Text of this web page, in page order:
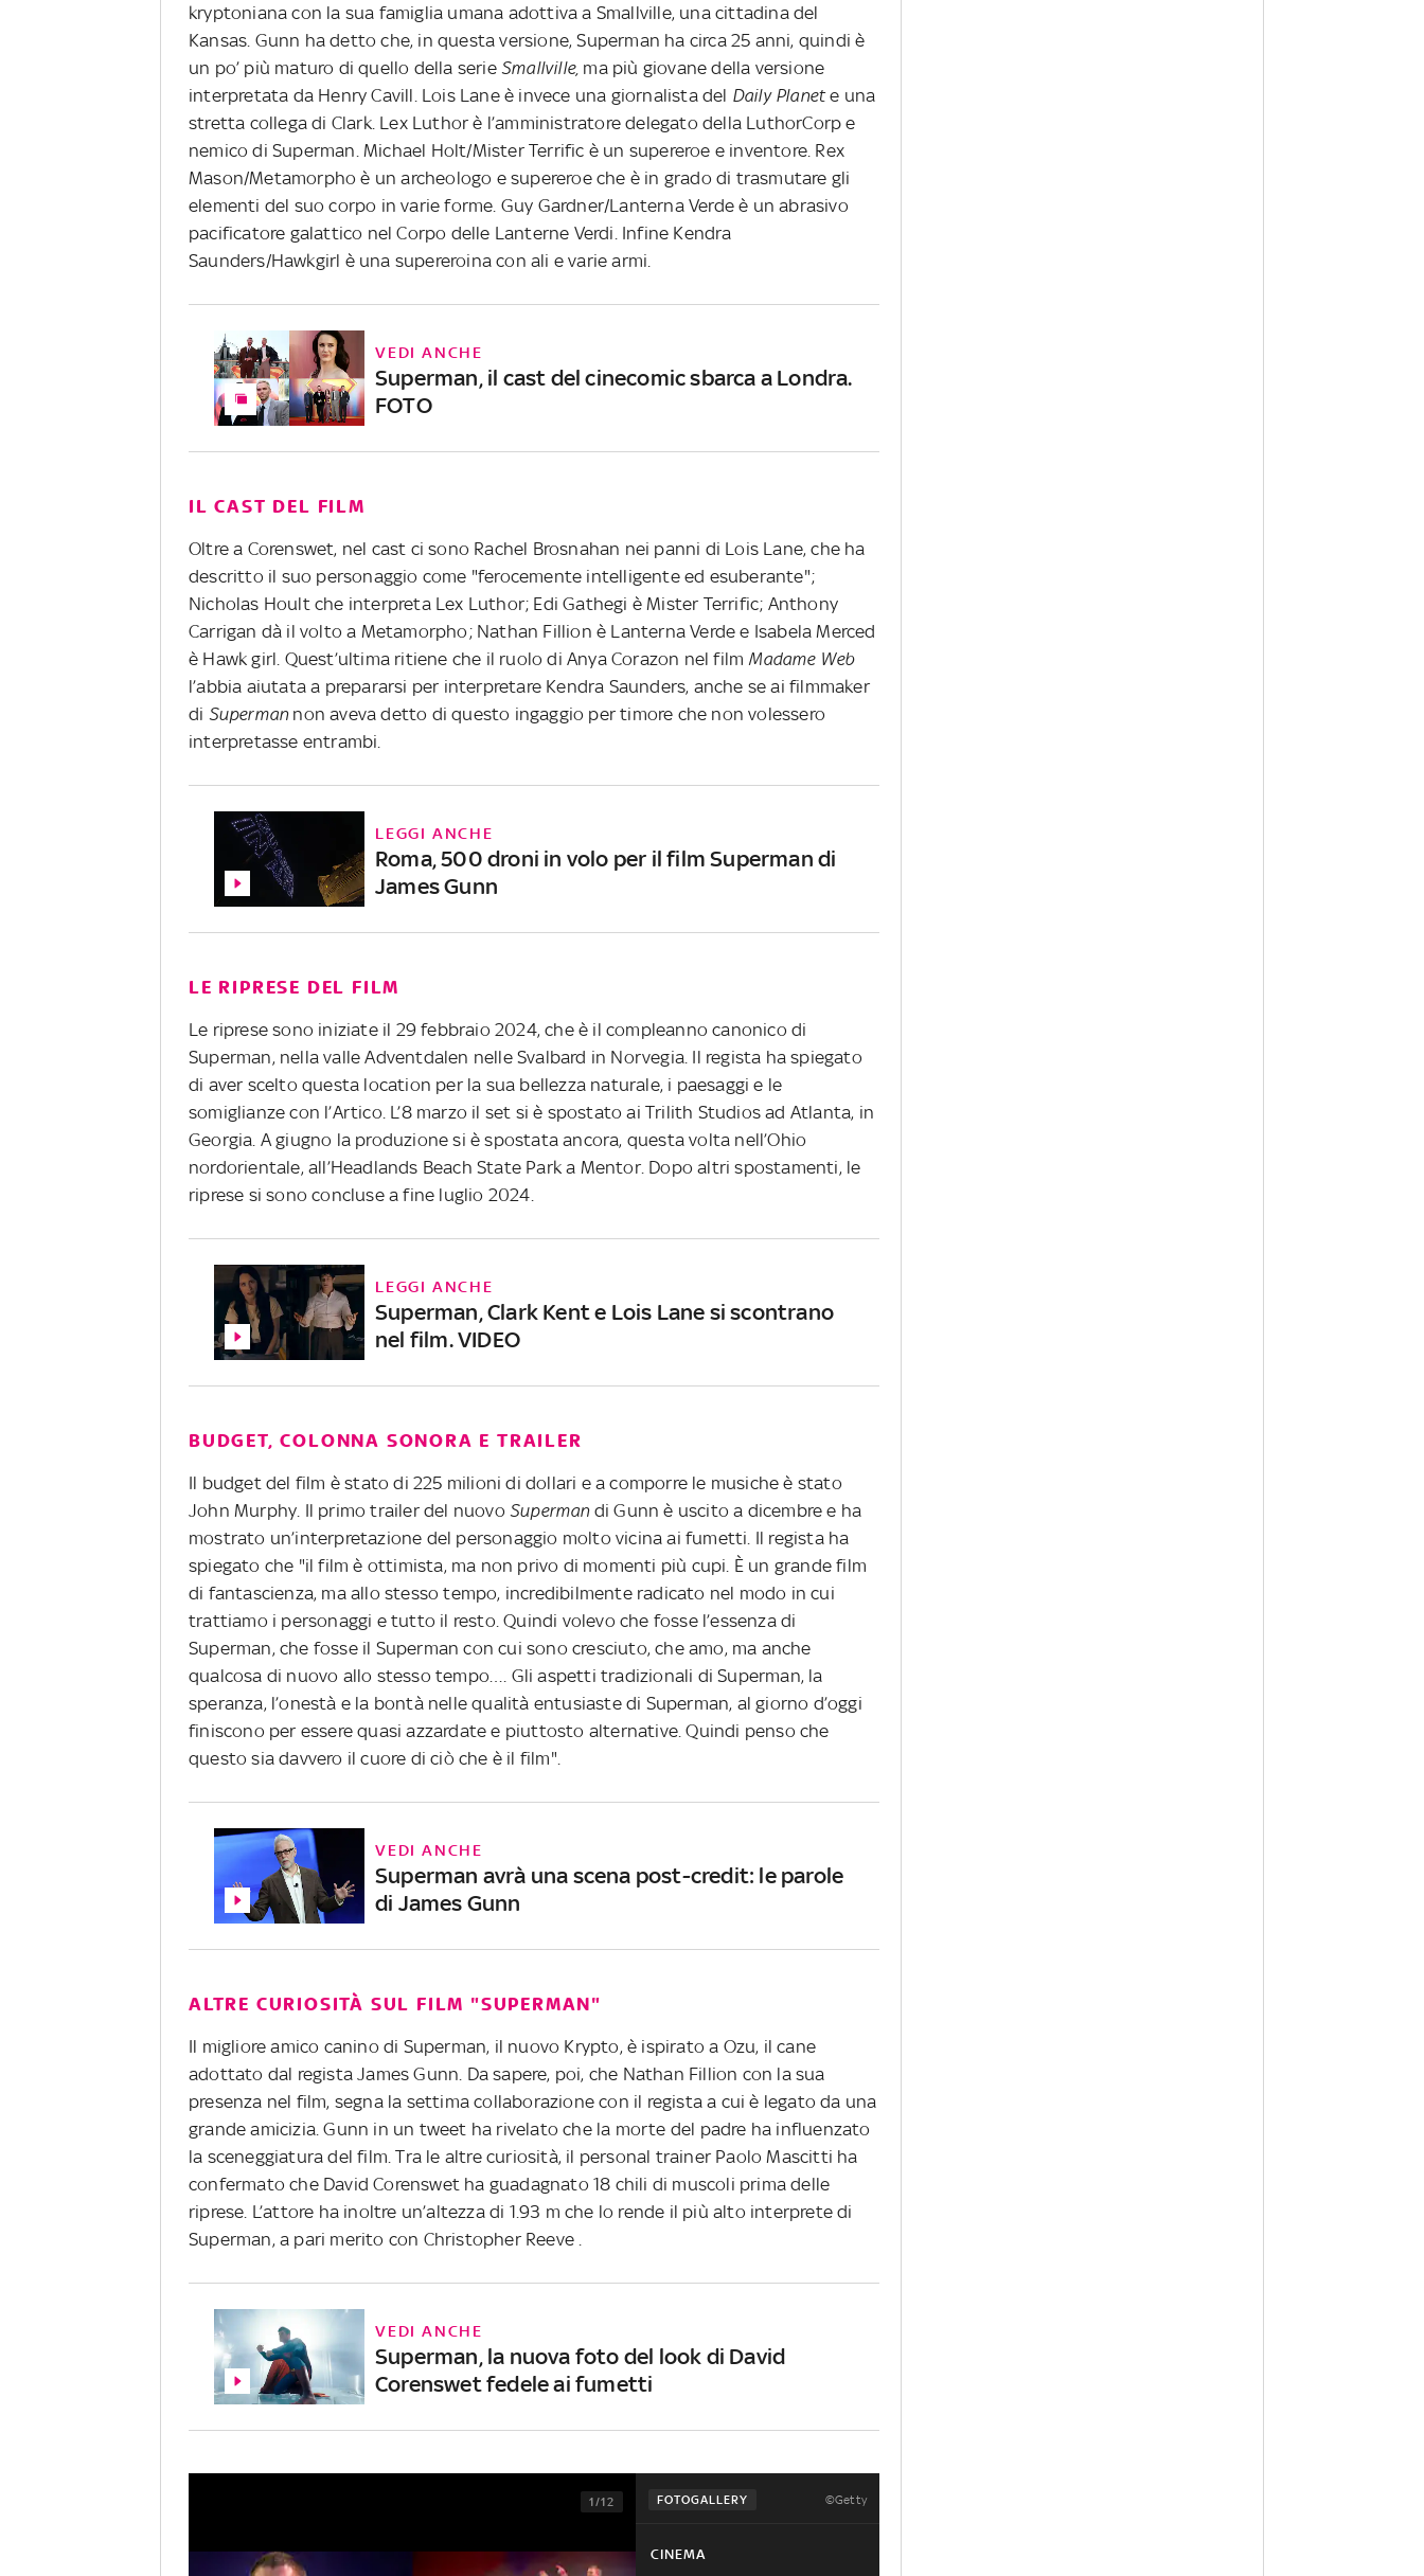
kryptoniana con la sua famiglia umana adottiva a Smallville, una cittadina del
Kansas. Gunn ha detto che, in questa versione, Superman ha circa 25 anni, quindi è
un po’ più maturo di quello della serieSmallville, ma più giovane della versione
interpretata da Henry Cavill. Lois Lane è invece una giornalista del Daily Planete una
stretta collega di Clark. Lex Luthor è l’amministratore delegato della LuthorCorp e
nemico di Superman. Michael Holt/Mister Terrific è un supereroe e inventore. Rex
Mason/Metamorpho è un archeologo e supereroe che è in grado di trasmutare gli
elementi del suo corpo in varie forme. Guy Gardner/Lanterna Verde è un abrasivo
pacificatore galattico nel Corpo delle Lanterne Verdi. Infine Kendra
Saunders/Hawkgirl è una supereroina con ali e varie armi.
VEDI ANCHE
Superman, il cast del cinecomic sbarca a Londra.
FOTO
IL CAST DEL FILM
Oltre a Corenswet, nel cast ci sono Rachel Brosnahan nei panni di Lois Lane, che ha
descritto il suo personaggio come "ferocemente intelligente ed esuberante";
Nicholas Hoult che interpreta Lex Luthor; Edi Gathegi è Mister Terrific; Anthony
Carrigan dà il volto a Metamorpho; Nathan Fillion è Lanterna Verde e Isabela Merced
è Hawk girl. Quest’ultima ritiene che il ruolo di Anya Corazon nel film Madame Web
l’abbia aiutata a prepararsi per interpretare Kendra Saunders, anche se ai filmmaker
di Supermannon aveva detto di questo ingaggio per timore che non volessero
interpretasse entrambi.
LEGGI ANCHE
Roma, 500 droni in volo per il film Superman di
James Gunn
LE RIPRESE DEL FILM
Le riprese sono iniziate il 29 febbraio 2024, che è il compleanno canonico di
Superman, nella valle Adventdalen nelle Svalbard in Norvegia. Il regista ha spiegato
di aver scelto questa location per la sua bellezza naturale, i paesaggi e le
somiglianze con l’Artico. L’8 marzo il set si è spostato ai Trilith Studios ad Atlanta, in
Georgia. A giugno la produzione si è spostata ancora, questa volta nell’Ohio
nordorientale, all’Headlands Beach State Park a Mentor. Dopo altri spostamenti, le
riprese si sono concluse a fine luglio 2024.
LEGGI ANCHE
Superman, Clark Kent e Lois Lane si scontrano
nel film. VIDEO
BUDGET, COLONNA SONORA E TRAILER
Il budget del film è stato di 225 milioni di dollari e a comporre le musiche è stato
John Murphy. Il primo trailer del nuovo Supermandi Gunn è uscito a dicembre e ha
mostrato un’interpretazione del personaggio molto vicina ai fumetti. Il regista ha
spiegato che "il film è ottimista, ma non privo di momenti più cupi. È un grande film
di fantascienza, ma allo stesso tempo, incredibilmente radicato nel modo in cui
trattiamo i personaggi e tutto il resto. Quindi volevo che fosse l’essenza di
Superman, che fosse il Superman con cui sono cresciuto, che amo, ma anche
qualcosa di nuovo allo stesso tempo…. Gli aspetti tradizionali di Superman, la
speranza, l’onestà e la bontà nelle qualità entusiaste di Superman, al giorno d’oggi
finiscono per essere quasi azzardate e piuttosto alternative. Quindi penso che
questo sia davvero il cuore di ciò che è il film".
VEDI ANCHE
Superman avrà una scena post-credit: le parole
di James Gunn
ALTRE CURIOSITÀ SUL FILM "SUPERMAN"
Il migliore amico canino di Superman, il nuovo Krypto, è ispirato a Ozu, il cane
adottato dal regista James Gunn. Da sapere, poi, che Nathan Fillion con la sua
presenza nel film, segna la settima collaborazione con il regista a cui è legato da una
grande amicizia. Gunn in un tweet ha rivelato che la morte del padre ha influenzato
la sceneggiatura del film. Tra le altre curiosità, il personal trainer Paolo Mascitti ha
confermato che David Corenswet ha guadagnato 18 chili di muscoli prima delle
riprese. L’attore ha inoltre un’altezza di 1.93 m che lo rende il più alto interprete di
Superman, a pari merito con Christopher Reeve .
VEDI ANCHE
Superman, la nuova foto del look di David
Corenswet fedele ai fumetti
FOTOGALLERY ©Getty
1/12
CINEMA